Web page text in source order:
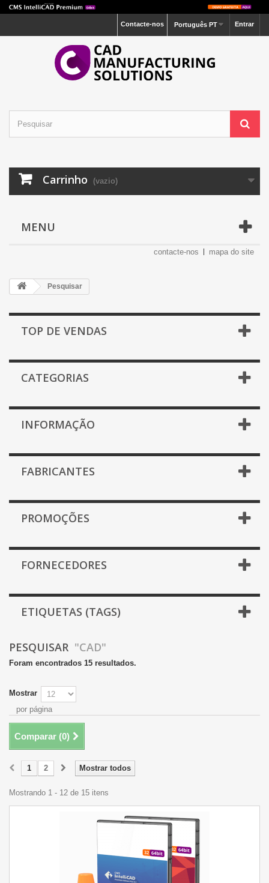
Entrar
Português PT
Contacte-nos
Carrinho (vazio)
MENU
contacte-nos mapa do site
Pesquisar
TOP DE VENDAS
CATEGORIAS
INFORMAÇÃO
FABRICANTES
PROMOÇÕES
FORNECEDORES
ETIQUETAS (TAGS)
PESQUISAR "CAD"
Foram encontrados 15 resultados.
Mostrar
por página
Comparar (0)
Mostrar todos
1 2
Mostrando 1 - 12 de 15 itens